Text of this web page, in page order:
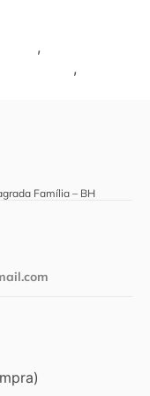
,
,
Família – BH